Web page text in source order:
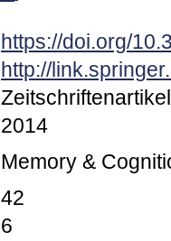
https://doi.org/
http://
Zeitschriftenartikel
2014
Memory &
42
6